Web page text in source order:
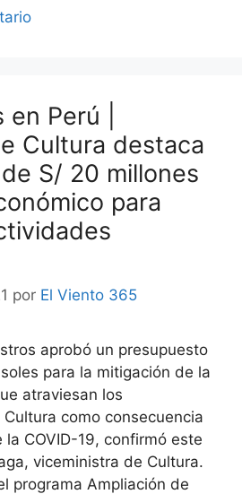
Perú |
Cultura destaca
S/ 20 millones
para
por El Viento 365
aprobó un presupuesto
para la mitigación de la
atraviesan los
como consecuencia
COVID-19, confirmó este
viceministra de Cultura.
programa Ampliación de